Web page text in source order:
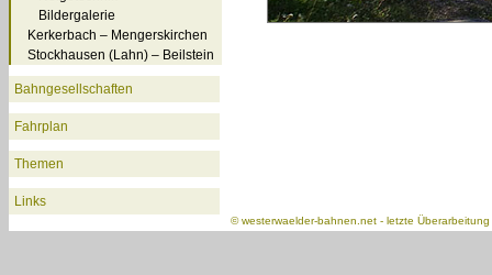
Bildergalerie
Kerkerbach – Mengerskirchen
Stockhausen (Lahn) – Beilstein
Bahngesellschaften
Fahrplan
Themen
Links
©westerwaelder-bahnen.net - letzte